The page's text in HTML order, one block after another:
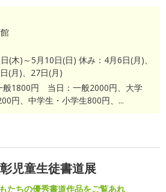
(木)～5月10日(日) 休み：4月6日(月)、
(月)、27日(月)
般1800円 当日：一般2000円、大学
円、中学生・小学生800円、...
児童生徒書道展
たちの優秀書道作品をご覧あれ